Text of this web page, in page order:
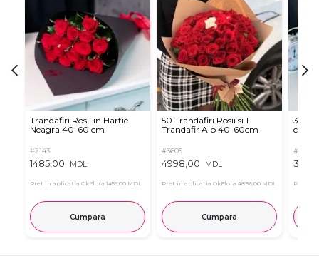
Trandafiri Rosii in Hartie
Neagra 40-60 cm
#2143
1485,00 MDL
Pret in aplicatia OkFlora 1455,00 MDL
Cumpara
50 Trandafiri Rosii si 1
Trandafir Alb 40-60cm
#3605
4998,00 MDL
Pret in aplicatia OkFlora 4896,00 MDL
Cumpara
35
cm
#2124
Pret in